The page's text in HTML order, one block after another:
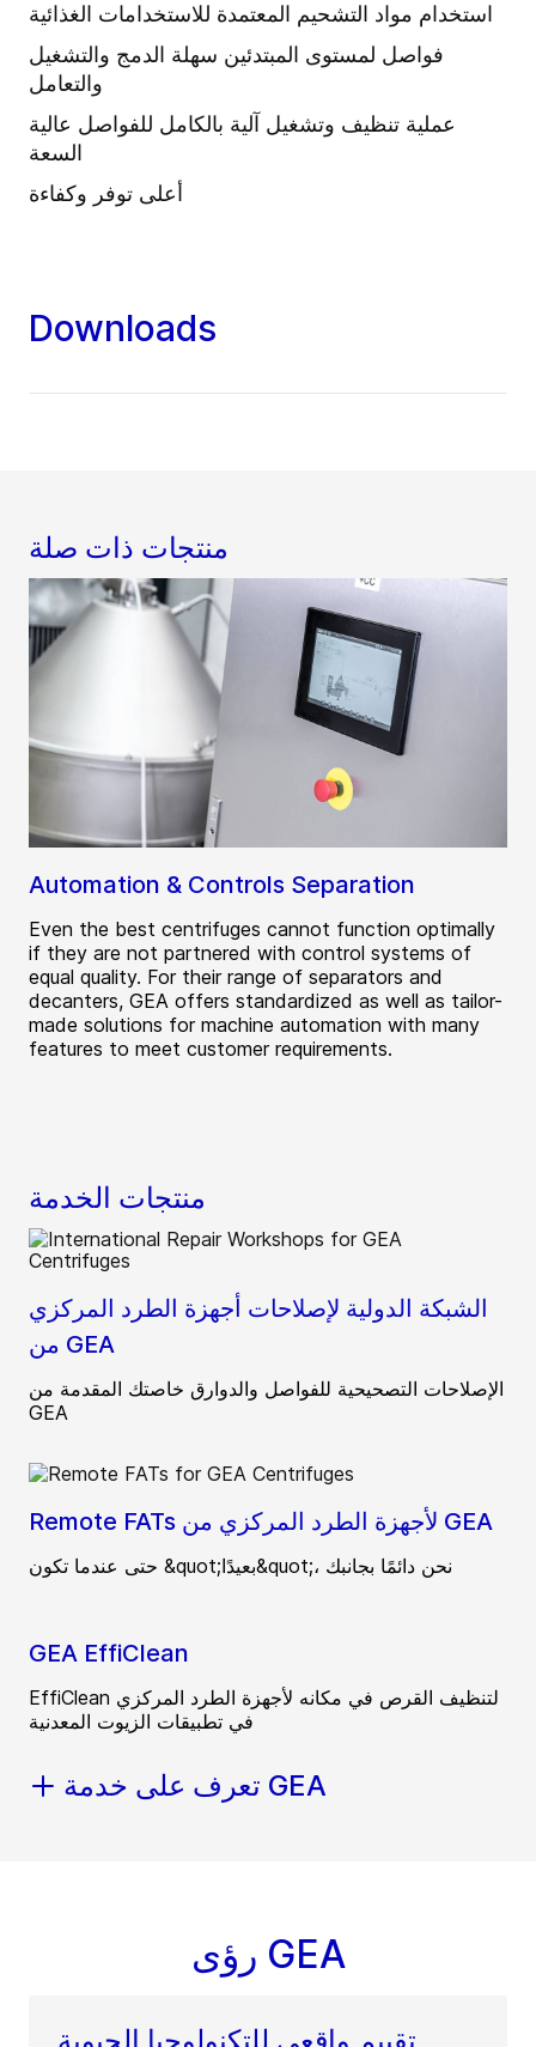
استخدام مواد التشحيم المعتمدة للاستخدامات الغذائية
فواصل لمستوى المبتدئين سهلة الدمج والتشغيل
والتعامل
عملية تنظيف وتشغيل آلية بالكامل للفواصل عالية
السعة
أعلى توفر وكفاءة
Downloads
منتجات ذات صلة
Automation & Controls Separation
Even the best centrifuges cannot function optimally
if they are not partnered with control systems of
equal quality. For their range of separators and
decanters, GEA offers standardized as well as tailor-
made solutions for machine automation with many
features to meet customer requirements.
منتجات الخدمة
الشبكة الدولية لإصلاحات أجهزة الطرد المركزي
من GEA
الإصلاحات التصحيحية للفواصل والدوارق خاصتك المقدمة من
GEA
Remote FATs لأجهزة الطرد المركزي من GEA
حتى عندما تكون &quot;بعيدًا&quot;، نحن دائمًا بجانبك
GEA EffiClean
EffiClean لتنظيف القرص في مكانه لأجهزة الطرد المركزي
في تطبيقات الزيوت المعدنية
تعرف على خدمة GEA
رؤى GEA